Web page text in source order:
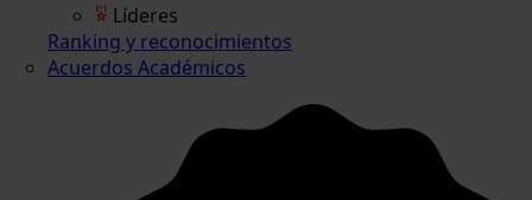
Líderes
Ranking y reconocimientos
Acuerdos Académicos